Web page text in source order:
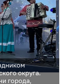
округа.
города,